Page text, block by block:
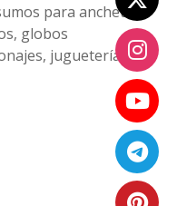
para anchetas
globos
juguetería